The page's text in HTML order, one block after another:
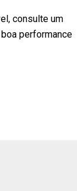
consulte um
performance